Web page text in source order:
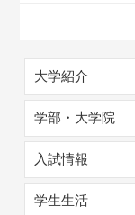
大学紹介
学部・大学院
入試情報
学生生活